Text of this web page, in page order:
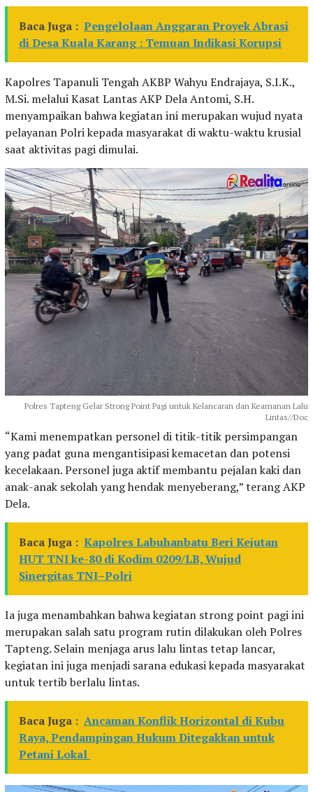
Baca Juga : Pengelolaan Anggaran Proyek Abrasi
di Desa Kuala Karang : Temuan Indikasi Korupsi
Kapolres Tapanuli Tengah AKBP Wahyu Endrajaya, S.I.K.,
M.Si. melalui Kasat Lantas AKP Dela Antomi, S.H.
menyampaikan bahwa kegiatan ini merupakan wujud nyata
pelayanan Polri kepada masyarakat di waktu-waktu krusial
saat aktivitas pagi dimulai.
Polres Tapteng Gelar Strong Point Pagi untuk Kelancaran dan Keamanan Lalu
Lintas//Doc
“Kami menempatkan personel di titik-titik persimpangan
yang padat guna mengantisipasi kemacetan dan potensi
kecelakaan. Personel juga aktif membantu pejalan kaki dan
anak-anak sekolah yang hendak menyeberang,” terang AKP
Dela.
Baca Juga : Kapolres Labuhanbatu Beri Kejutan
HUT TNI ke-80 di Kodim 0209/LB, Wujud
Sinergitas TNI–Polri
Ia juga menambahkan bahwa kegiatan strong point pagi ini
merupakan salah satu program rutin dilakukan oleh Polres
Tapteng. Selain menjaga arus lalu lintas tetap lancar,
kegiatan ini juga menjadi sarana edukasi kepada masyarakat
untuk tertib berlalu lintas.
Baca Juga : Ancaman Konflik Horizontal di Kubu
Raya, Pendampingan Hukum Ditegakkan untuk
Petani Lokal